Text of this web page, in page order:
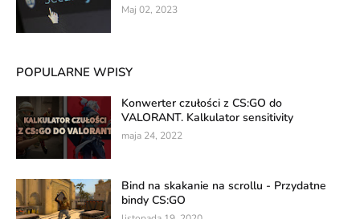
Maj 02, 2023
POPULARNE WPISY
Konwerter czułości z CS:GO do
VALORANT. Kalkulator sensitivity
maja 24, 2022
Bind na skakanie na scrollu - Przydatne
bindy CS:GO